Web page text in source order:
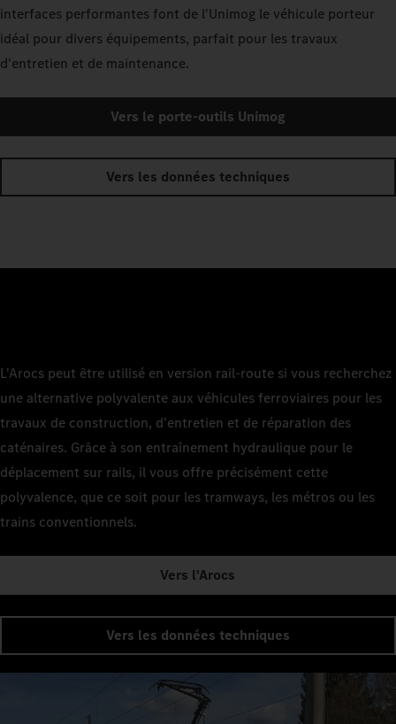
interfaces performantes font de l'Unimog le véhicule porteur
idéal pour divers équipements, parfait pour les travaux
d'entretien et de maintenance.
Vers le porte-outils Unimog
Vers les données techniques
L'Arocs peut être utilisé en version rail-route si vous recherchez
une alternative polyvalente aux véhicules ferroviaires pour les
travaux de construction, d'entretien et de réparation des
caténaires. Grâce à son entraînement hydraulique pour le
déplacement sur rails, il vous offre précisément cette
polyvalence, que ce soit pour les tramways, les métros ou les
trains conventionnels.
Vers l'Arocs
Vers les données techniques